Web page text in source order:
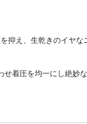
抑え、生乾きのイヤな
着圧を均一にし絶妙